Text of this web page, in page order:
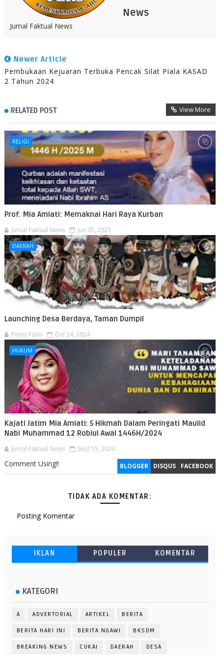
News
Jurnal Faktual News
Newer Article
Pembukaan Kejuaran Terbuka Pencak Silat Piala KASAD
2 Tahun 2024
RELATED POST View More
RELIGI
Prof. Mia Amiati: Memaknai Hari Raya Kurban
Jurnal Faktual News Jun 05, 2025
DAERAH
Launching Desa Berdaya, Taman Dumpil
Porto Folio Oct 24, 2024
HUKUM
Kajati Jatim Mia Amiati: 5 Hikmah Dalam Peringati Maulid
Nabi Muhammad 12 Robiul Awal 1446H/2024
Jurnal Faktual News Sept 15, 2024
BLOGGER DISQUS FACEBOOK
Comment Using!!
TIDAK ADA KOMENTAR:
Posting Komentar
IKLAN POPULER KOMENTAR
KATEGORI
A ADVERTORIAL ARTIKEL BERITA
BERITA HARI INI BERITA NGAWI BKSDM
BREAKING NEWS CUKAI DAERAH DESA